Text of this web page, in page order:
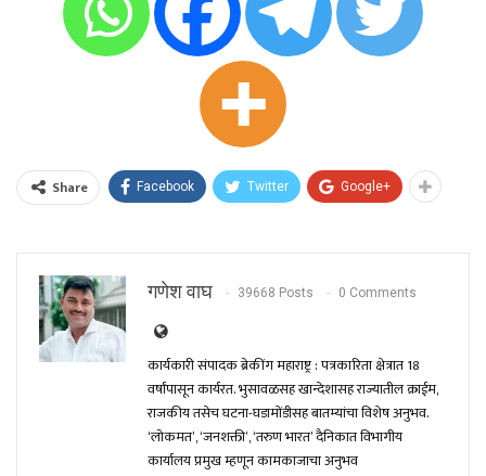
Share Facebook Twitter Google+
गणेश वाघ 39668 Posts 0 Comments
कार्यकारी संपादक ब्रेकींग महाराष्ट्र : पत्रकारिता क्षेत्रात 18
वर्षांपासून कार्यरत. भुसावळसह खान्देशासह राज्यातील क्राईम,
राजकीय तसेच घटना-घडामोंडीसह बातम्यांचा विशेष अनुभव.
‘लोकमत’, ‘जनशक्ती’, ‘तरुण भारत’ दैनिकात विभागीय
कार्यालय प्रमुख म्हणून कामकाजाचा अनुभव